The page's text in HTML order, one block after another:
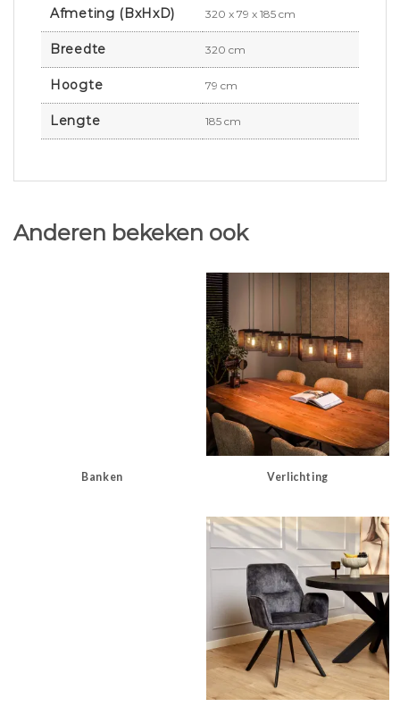
Afmeting (BxHxD) 320 x 79 x 185 cm
Breedte 320 cm
Hoogte 79 cm
Lengte 185 cm
Anderen bekeken ook
Banken Verlichting